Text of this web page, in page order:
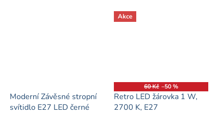
Moderní Závěsné stropní
svítidlo E27 LED černé
Akce
60 Kč –50 %
Retro LED žárovka 1 W,
2700 K, E27